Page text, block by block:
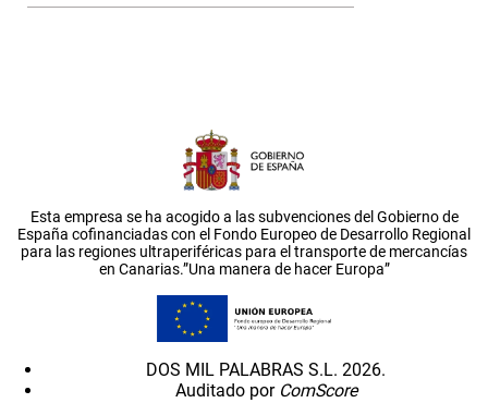
Esta empresa se ha acogido a las subvenciones del Gobierno de
España cofinanciadas con el Fondo Europeo de Desarrollo Regional
para las regiones ultraperiféricas para el transporte de mercancías
en Canarias.”Una manera de hacer Europa”
DOS MIL PALABRAS S.L. 2026.
Auditado por ComScore